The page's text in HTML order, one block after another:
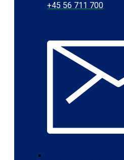
+45 56 711 700